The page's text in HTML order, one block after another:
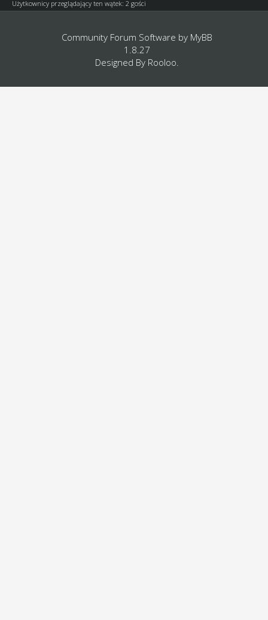
Użytkownicy przeglądający ten wątek: 2 gości
Community Forum Software by MyBB
1.8.27
Designed By Rooloo.